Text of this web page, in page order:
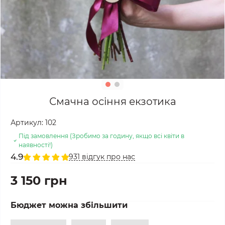
Смачна осіння екзотика
Артикул: 102
Під замовлення (Зробимо за годину, якщо всі квіти в
наявності!)
4.9 931 відгук про нас
3 150 грн
Бюджет можна збільшити